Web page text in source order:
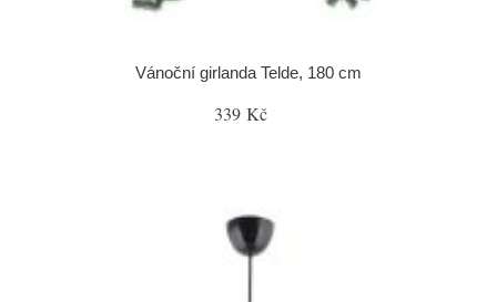
Vánoční girlanda Telde, 180 cm
339 Kč